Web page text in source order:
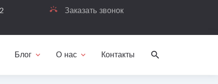
ring_volume Заказать звонок
Блог expand_more О нас expand_more Контакты search